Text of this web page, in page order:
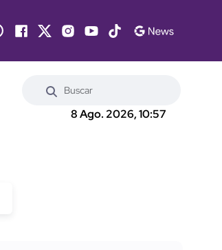
8 Ago. 2026, 10:57